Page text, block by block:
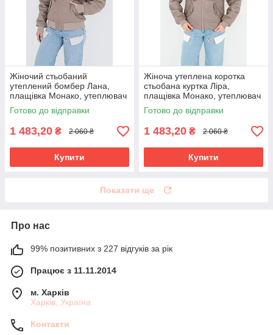
Жіночий стьобаний
утеплений бомбер Лана,
плащівка Монако, утеплювач
Тінсулейт 120 бежевий
Готово до відправки
1 483,20 ₴ 2 060 ₴
Купити
Жіноча утеплена коротка
стьобана куртка Ліра,
плащівка Монако, утеплювач
Тінсулейт 120 бежева
Готово до відправки
1 483,20 ₴ 2 060 ₴
Купити
Показати ще
Про нас
99% позитивних з 227 відгуків за рік
Працює з 11.11.2014
м. Харків
Харків, Україна
Контакти